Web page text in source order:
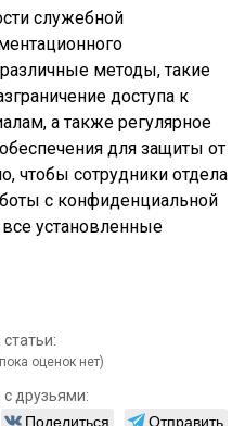
служебной
методы, такие
доступа к
а также регулярное
для защиты от
чтобы сотрудники отдела
с конфиденциальной
установленные
оценок нет)
друзьями:
Поделиться Отправить